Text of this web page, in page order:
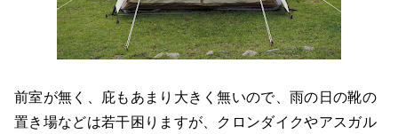
前室が無く、庇もあまり大きく無いので、雨の日の靴の
置き場などは若干困りますが、クロンダイクやアスガル